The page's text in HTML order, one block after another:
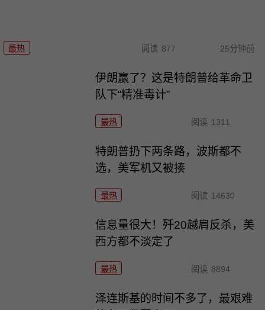
最热 阅读 877 25分钟前
伊朗赢了？这是特朗普给革命卫
队下“精准毒计”
最热 阅读 1311
特朗普扔下两条路，波斯都不
选，美军机又被揍
最热 阅读 14630
信息量很大！歼20越肩反杀，美
西方都不淡定了
最热 阅读 8894
泽连斯基的时间不多了，最艰难